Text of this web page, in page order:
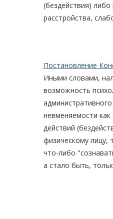
(бездействия) либо
расстройства,
Постановление
Иными словами,
возможность
невменяемости
действий
физическому лицу,
что-либо
а стало быть,